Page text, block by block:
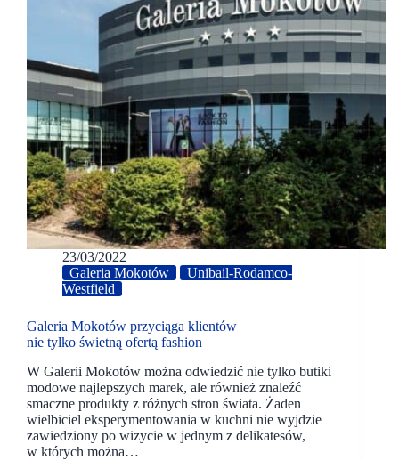
23/03/2022
Galeria Mokotów
Unibail-Rodamco-
Westfield
Galeria Mokotów przyciąga klientów
nie tylko świetną ofertą fashion
W Galerii Mokotów można odwiedzić nie tylko butiki
modowe najlepszych marek, ale również znaleźć
smaczne produkty z różnych stron świata. Żaden
wielbiciel eksperymentowania w kuchni nie wyjdzie
zawiedziony po wizycie w jednym z delikatesów,
w których można…